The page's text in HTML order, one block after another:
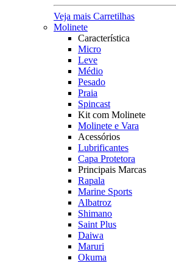
Veja mais Carretilhas
Molinete
Característica
Micro
Leve
Médio
Pesado
Praia
Spincast
Kit com Molinete
Molinete e Vara
Acessórios
Lubrificantes
Capa Protetora
Principais Marcas
Rapala
Marine Sports
Albatroz
Shimano
Saint Plus
Daiwa
Maruri
Okuma